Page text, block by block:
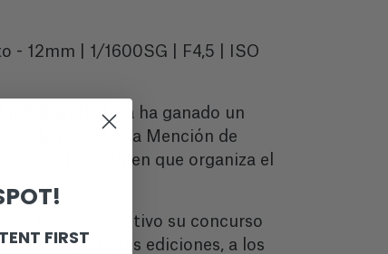
- 12mm | 1/1600SG | F4,5 | ISO
Bilbao Bizkaia ha ganado un
además de una Mención de
del certamen que organiza el
año consecutivo su concurso
las anteriores ediciones, a los
FIRST